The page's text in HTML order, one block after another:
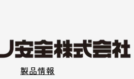
製品情報